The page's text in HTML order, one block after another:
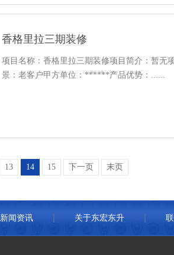
香格里拉三期装修
项目名称：香格里拉三期装修项目简介：暂无
景：老客户甲方单位：******产品优势：......
13 14 15 下一页 末页
新闻资讯 关于东宏东升